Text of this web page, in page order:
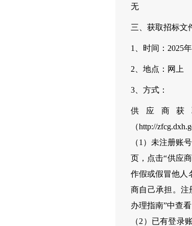
无
三、获取招标文
1、时间：2025
2、地点：网上
3、方式：
供应商
（http://
（1）未注册账
页，点击“供应
作假或假冒他人
商自己承担。注
办理指南”中查看
（2）已有登录